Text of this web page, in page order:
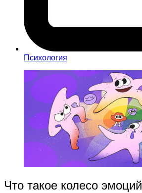
Психология
Что такое колесо эмоций